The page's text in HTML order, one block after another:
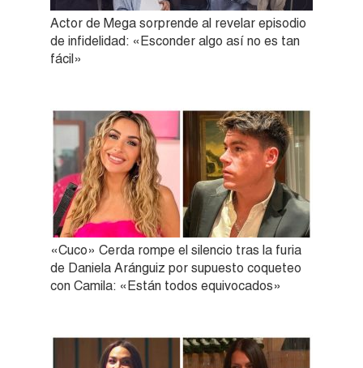
Actor de Mega sorprende al revelar episodio
de infidelidad: «Esconder algo así no es tan
fácil»
«Cuco» Cerda rompe el silencio tras la furia
de Daniela Aránguiz por supuesto coqueteo
con Camila: «Están todos equivocados»